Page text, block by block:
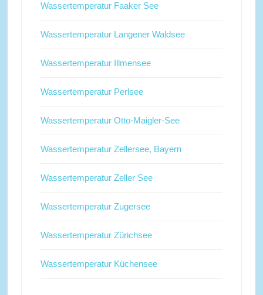
Wassertemperatur Faaker See
Wassertemperatur Langener Waldsee
Wassertemperatur Illmensee
Wassertemperatur Perlsee
Wassertemperatur Otto-Maigler-See
Wassertemperatur Zellersee, Bayern
Wassertemperatur Zeller See
Wassertemperatur Zugersee
Wassertemperatur Zürichsee
Wassertemperatur Küchensee